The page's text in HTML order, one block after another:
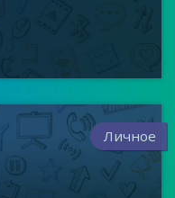
Личное